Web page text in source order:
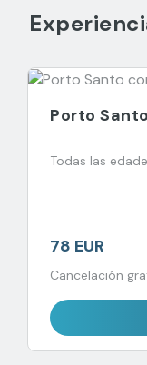
Porto
Todas las
78 EUR
Cancelación